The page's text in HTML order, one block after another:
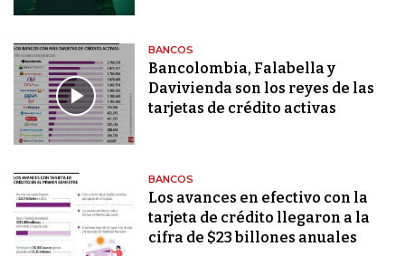
BANCOS
Bancolombia, Falabella y
Davivienda son los reyes de las
tarjetas de crédito activas
BANCOS
Los avances en efectivo con la
tarjeta de crédito llegaron a la
cifra de $23 billones anuales